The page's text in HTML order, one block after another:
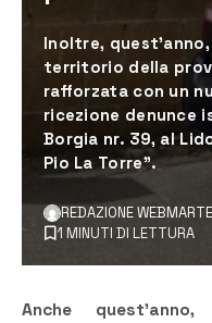
Inoltre, quest’anno,
territorio della
rafforzata con un
ricezione denunce
Borgia nr. 39, al
Pio La Torre”.
REDAZIONE WEBMARTE
1 MINUTI DI LETTURA
Anche